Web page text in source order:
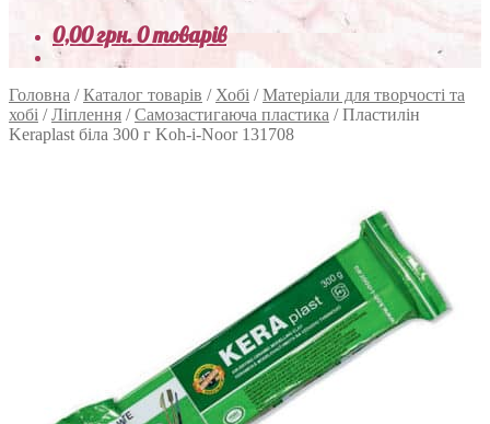
0,00грн.0 товарів
Головна /Каталог товарів / Хобі /Матеріали для творчості та
хобі /Ліплення /Самозастигаюча пластика /Пластилін
Keraplast біла 300 г Koh-i-Noor 131708